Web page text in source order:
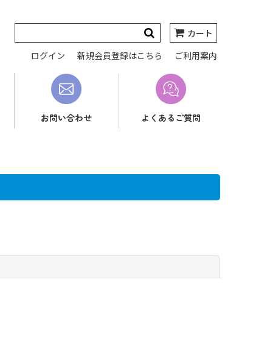
カート
ログイン
新規会員登録はこちら ご利用案内
お問い合わせ よくあるご質問